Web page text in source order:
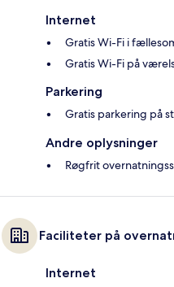
Internet
Gratis Wi-Fi i
Gratis Wi-Fi på
Parkering
Gratis parkering på
Andre oplysninger
Røgfrit
Faciliteter på
Internet